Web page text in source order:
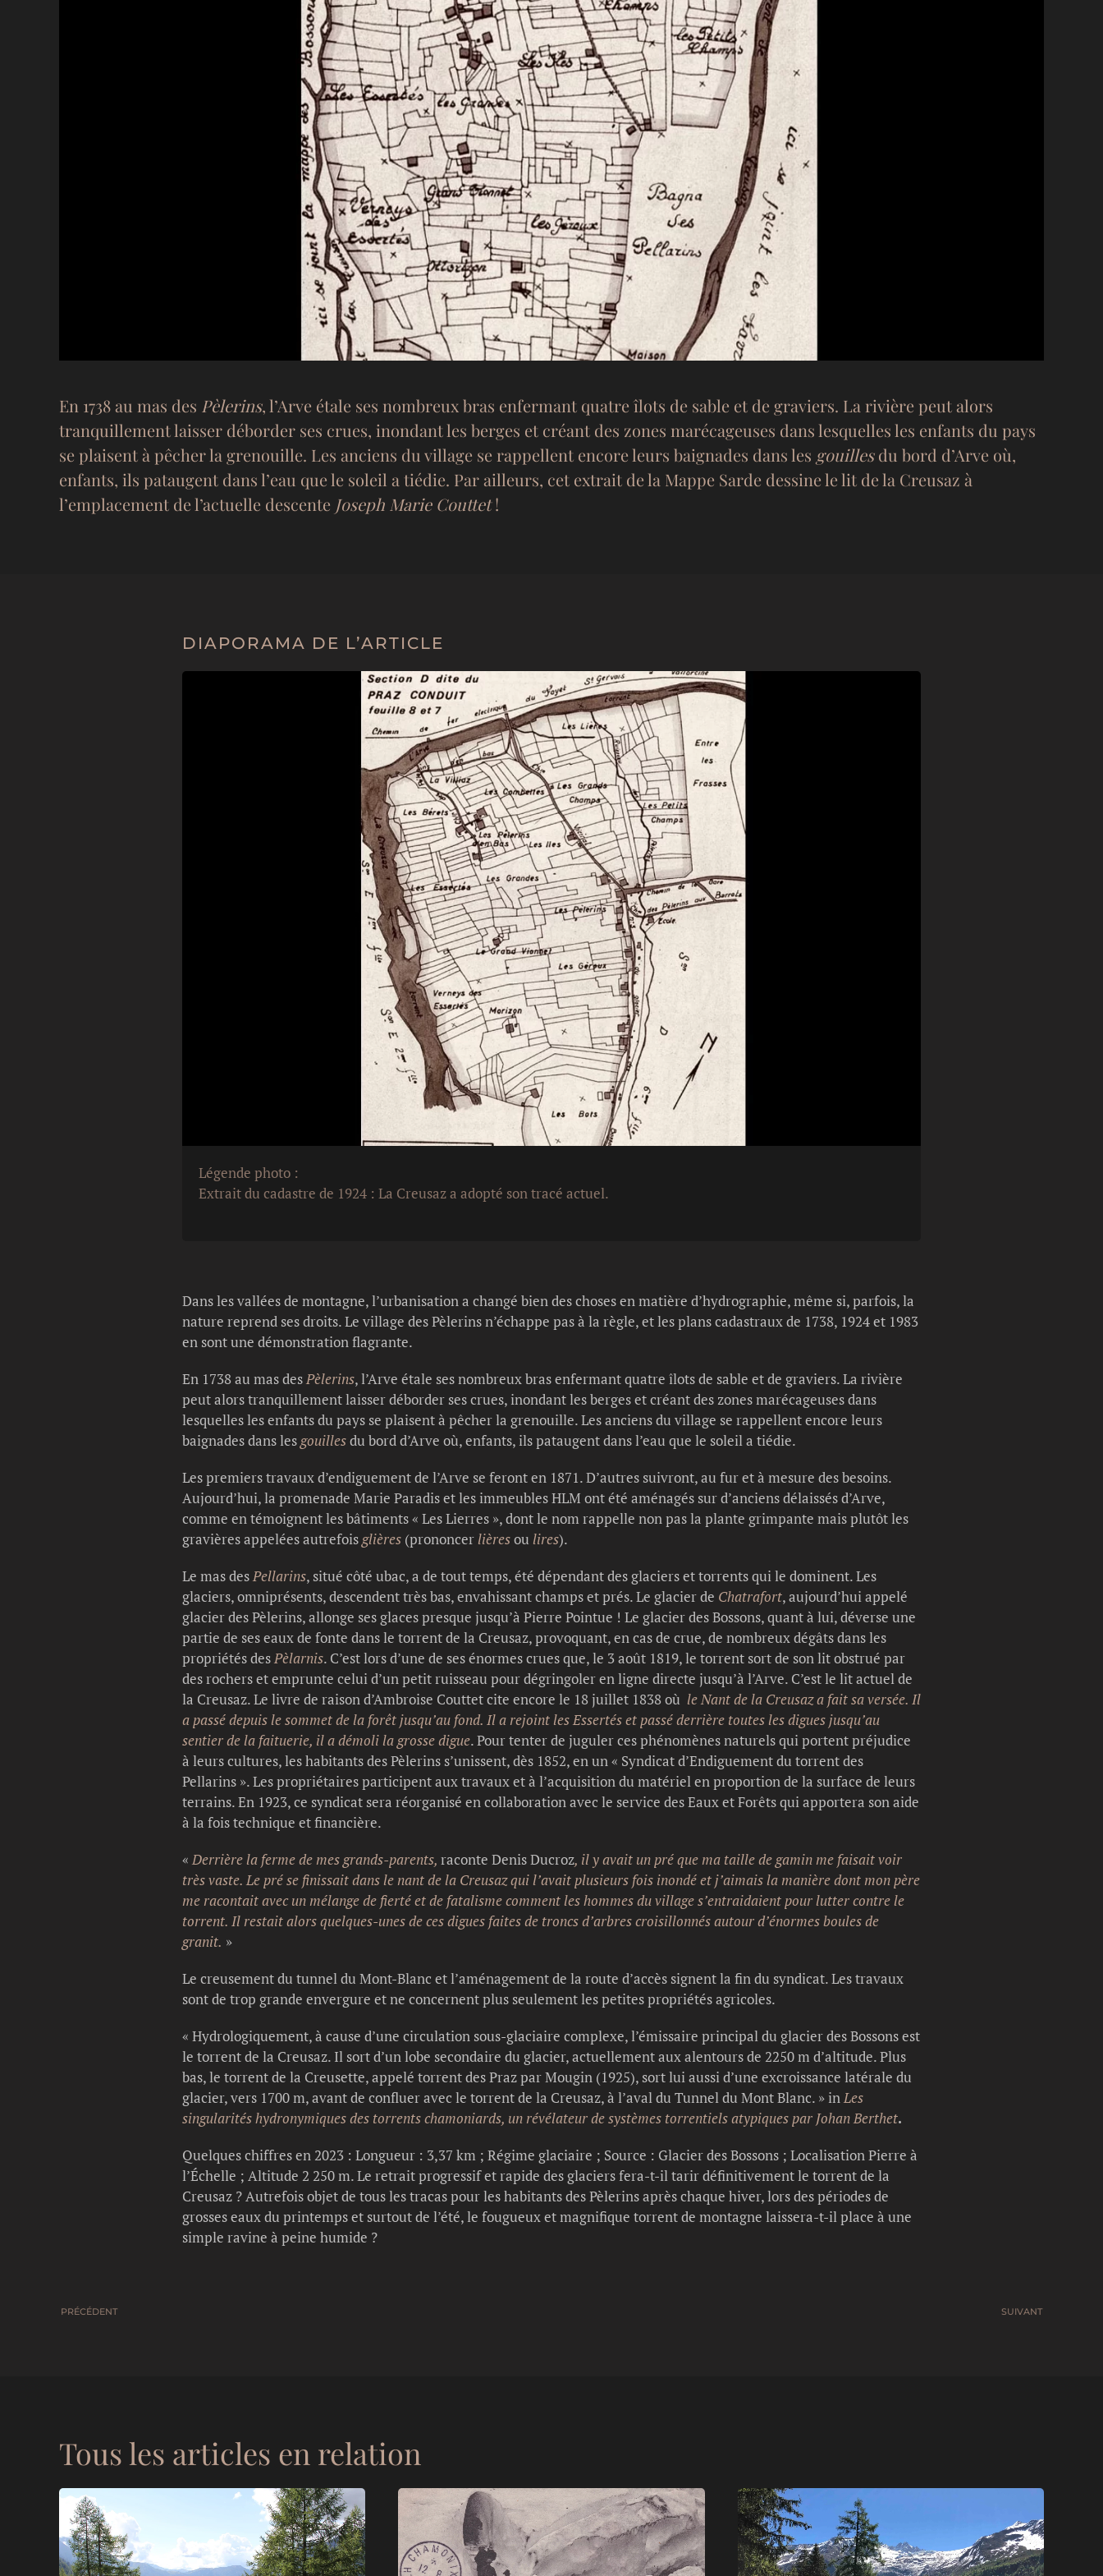
En 1738 au mas des Pèlerins, l’Arve étale ses nombreux bras enfermant quatre îlots de sable et de graviers. La rivière peut alors
tranquillement laisser déborder ses crues, inondant les berges et créant des zones marécageuses dans lesquelles les enfants du pays
se plaisent à pêcher la grenouille. Les anciens du village se rappellent encore leurs baignades dans les gouillesdu bord d’Arve où,
enfants, ils pataugent dans l’eau que le soleil a tiédie. Par ailleurs, cet extrait de la Mappe Sarde dessine le lit de la Creusaz à
l’emplacement de l’actuelle descente Joseph Marie Couttet!
DIAPORAMA DE L’ARTICLE
Légende photo :
Extrait du cadastre de 1924 : La Creusaz a adopté son tracé actuel.
Dans les vallées de montagne, l’urbanisation a changé bien des choses en matière d’hydrographie, même si, parfois, la
nature reprend ses droits. Le village des Pèlerins n’échappe pas à la règle, et les plans cadastraux de 1738, 1924 et 1983
en sont une démonstration flagrante.
En 1738 au mas des Pèlerins, l’Arve étale ses nombreux bras enfermant quatre îlots de sable et de graviers. La rivière
peut alors tranquillement laisser déborder ses crues, inondant les berges et créant des zones marécageuses dans
lesquelles les enfants du pays se plaisent à pêcher la grenouille. Les anciens du village se rappellent encore leurs
baignades dans les gouillesdu bord d’Arve où, enfants, ils pataugent dans l’eau que le soleil a tiédie.
Les premiers travaux d’endiguement de l’Arve se feront en 1871. D’autres suivront, au fur et à mesure des besoins.
Aujourd’hui, la promenade Marie Paradis et les immeubles HLM ont été aménagés sur d’anciens délaissés d’Arve,
comme en témoignent les bâtiments « Les Lierres », dont le nom rappelle non pas la plante grimpante mais plutôt les
gravières appelées autrefois glières (prononcer lièresou lires).
Le mas des Pellarins, situé côté ubac, a de tout temps, été dépendant des glaciers et torrents qui le dominent. Les
glaciers, omniprésents, descendent très bas, envahissant champs et prés. Le glacier de Chatrafort, aujourd’hui appelé
glacier des Pèlerins, allonge ses glaces presque jusqu’à Pierre Pointue ! Le glacier des Bossons, quant à lui, déverse une
partie de ses eaux de fonte dans le torrent de la Creusaz, provoquant, en cas de crue, de nombreux dégâts dans les
propriétés des Pèlarnis. C’est lors d’une de ses énormes crues que, le 3 août 1819, le torrent sort de son lit obstrué par
des rochers et emprunte celui d’un petit ruisseau pour dégringoler en ligne directe jusqu’à l’Arve. C’est le lit actuel de
la Creusaz. Le livre de raison d’Ambroise Couttet cite encore le 18 juillet 1838 où le Nant de la Creusaz a fait sa versée. Il
a passé depuis le sommet de la forêt jusqu’au fond. Il a rejoint les Essertés et passé derrière toutes les digues jusqu’au
sentier de la faituerie, il a démoli la grosse digue. Pour tenter de juguler ces phénomènes naturels qui portent préjudice
à leurs cultures, les habitants des Pèlerins s’unissent, dès 1852, en un « Syndicat d’Endiguement du torrent des
Pellarins ». Les propriétaires participent aux travaux et à l’acquisition du matériel en proportion de la surface de leurs
terrains. En 1923, ce syndicat sera réorganisé en collaboration avec le service des Eaux et Forêts qui apportera son aide
à la fois technique et financière.
« Derrière la ferme de mes grands-parents, raconte Denis Ducroz, il y avait un pré que ma taille de gamin me faisait voir
très vaste. Le pré se finissait dans le nant de la Creusaz qui l’avait plusieurs fois inondé et j’aimais la manière dont mon père
me racontait avec un mélange de fierté et de fatalisme comment les hommes du village s’entraidaient pour lutter contre le
torrent. Il restait alors quelques-unes de ces digues faites de troncs d’arbres croisillonnés autour d’énormes boules de
granit. »
Le creusement du tunnel du Mont-Blanc et l’aménagement de la route d’accès signent la fin du syndicat. Les travaux
sont de trop grande envergure et ne concernent plus seulement les petites propriétés agricoles.
« Hydrologiquement, à cause d’une circulation sous-glaciaire complexe, l’émissaire principal du glacier des Bossons est
le torrent de la Creusaz. Il sort d’un lobe secondaire du glacier, actuellement aux alentours de 2250 m d’altitude. Plus
bas, le torrent de la Creusette, appelé torrent des Praz par Mougin (1925), sort lui aussi d’une excroissance latérale du
glacier, vers 1700 m, avant de confluer avec le torrent de la Creusaz, à l’aval du Tunnel du Mont Blanc. » in Les
singularités hydronymiques des torrents chamoniards, un révélateur de systèmes torrentiels atypiques par Johan Berthet.
Quelques chiffres en 2023 : Longueur : 3,37 km ; Régime glaciaire ; Source : Glacier des Bossons ; Localisation Pierre à
l’Échelle ; Altitude 2 250 m. Le retrait progressif et rapide des glaciers fera-t-il tarir définitivement le torrent de la
Creusaz ? Autrefois objet de tous les tracas pour les habitants des Pèlerins après chaque hiver, lors des périodes de
grosses eaux du printemps et surtout de l’été, le fougueux et magnifique torrent de montagne laissera-t-il place à une
simple ravine à peine humide ?
PRÉCÉDENT SUIVANT
Tous les articles en relation